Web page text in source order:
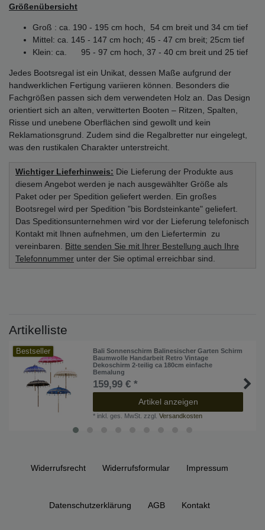
Größenübersicht
Groß : ca. 190 - 195 cm hoch, 54 cm breit und 34 cm tief
Mittel: ca. 145 - 147 cm hoch; 45 - 47 cm breit; 25cm tief
Klein: ca. 95 - 97 cm hoch, 37 - 40 cm breit und 25 tief
Jedes Bootsregal ist ein Unikat, dessen Maße aufgrund der
handwerklichen Fertigung variieren können. Besonders die
Fachgrößen passen sich dem verwendeten Holz an. Das Design
orientiert sich an alten, verwitterten Booten – Ritzen, Spalten,
Risse und unebene Oberflächen sind gewollt und kein
Reklamationsgrund. Zudem sind die Regalbretter nur eingelegt,
was den rustikalen Charakter unterstreicht.
Wichtiger Lieferhinweis: Die Lieferung der Produkte aus
diesem Angebot werden je nach ausgewählter Größe als
Paket oder per Spedition geliefert werden. Ein großes
Bootsregel wird per Spedition "bis Bordsteinkante" geliefert.
Das Speditionsunternehmen wird vor der Lieferung telefonisch
Kontakt mit Ihnen aufnehmen, um den Liefertermin zu
vereinbaren. Bitte senden Sie mit Ihrer Bestellung auch Ihre
Telefonnummer unter der Sie optimal erreichbar sind.
Artikelliste
Bestseller
Bali Sonnenschirm Balinesischer Garten Schirm
Baumwolle Handarbeit Retro Vintage
Dekoschirm 2-teilig ca 180cm einfache
Bemalung
159,99 € *
Artikel anzeigen
* inkl. ges. MwSt. zzgl.Versandkosten
Widerrufs­recht Widerrufs­formular Impressum
Daten­schutz­erklärung AGB Kontakt